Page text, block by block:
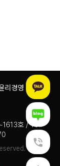
리경영
호 / Tel.